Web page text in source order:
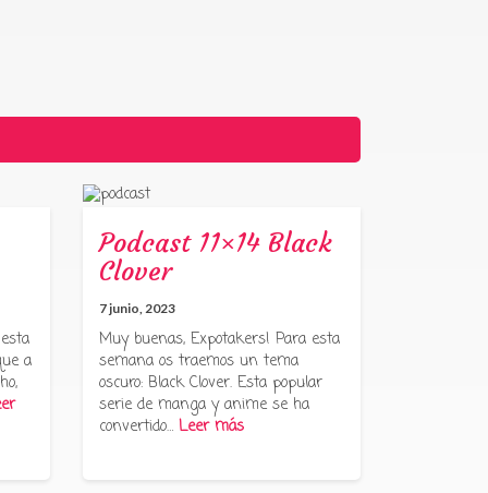
a
Podcast 11×14 Black
Clover
7 junio, 2023
Muy buenas, Expotakers! Para esta
semana os traemos un tema
oscuro: Black Clover. Esta popular
serie de manga y anime se ha
convertido… Leer más